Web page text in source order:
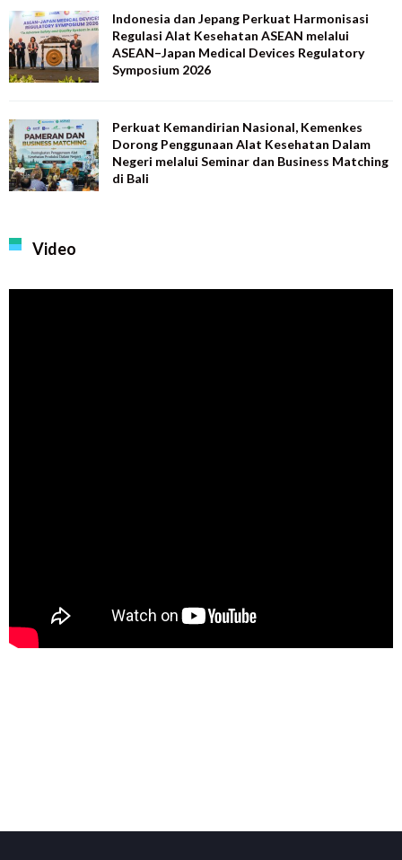
Indonesia dan Jepang Perkuat Harmonisasi
Regulasi Alat Kesehatan ASEAN melalui
ASEAN–Japan Medical Devices Regulatory
Symposium 2026
Perkuat Kemandirian Nasional, Kemenkes
Dorong Penggunaan Alat Kesehatan Dalam
Negeri melalui Seminar dan Business Matching
di Bali
Video